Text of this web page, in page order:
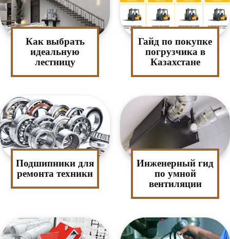
Как выбрать
идеальную
лестницу
Гайд по покупке
погрузчика в
Казахстане
Подшипники для
ремонта техники
Инженерный гид
по умной
вентиляции